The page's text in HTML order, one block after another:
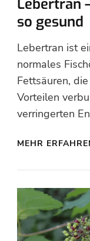
Lebertran
so gesund
Lebertran ist
normales
Fettsäuren,
Vorteilen
verringerten
MEHR